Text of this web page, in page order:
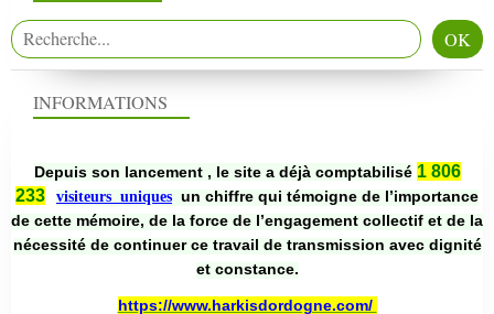
INFORMATIONS
Depuis son lancement , le site a déjà comptabilisé 1 806
233
visiteurs uniques un chiffre qui témoigne de l’importance
de cette mémoire, de la force de l’engagement collectif et de la
nécessité de continuer ce travail de transmission avec dignité
et constance.
https://www.harkisdordogne.com/